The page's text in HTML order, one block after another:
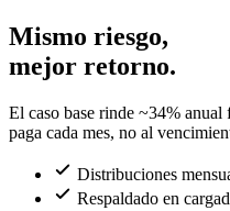
Mismo riesgo,
mejor retorno.
El caso base rinde ~34%
paga cada mes, no al
Distribuciones
Respaldado en